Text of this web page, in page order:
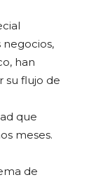
han
su flujo de
que
meses.
de